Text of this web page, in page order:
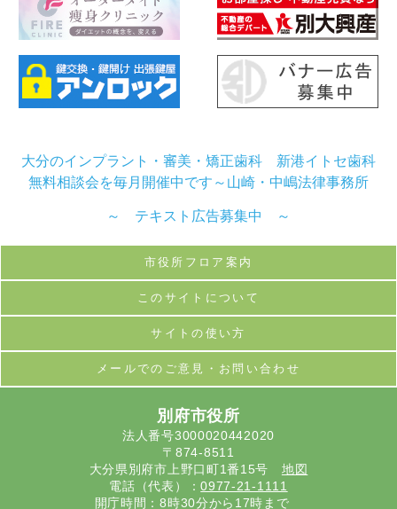
大分のインプラント・審美・矯正歯科 新港イトセ歯科
無料相談会を毎月開催中です～山崎・中嶋法律事務所
～ テキスト広告募集中 ～
市役所フロア案内
このサイトについて
サイトの使い方
メールでのご意見・お問い合わせ
別府市役所
法人番号3000020442020
〒874-8511
大分県別府市上野口町1番15号 地図
電話（代表）：0977-21-1111
開庁時間：8時30分から17時まで